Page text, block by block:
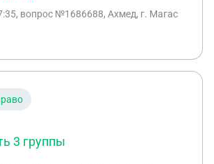
Мне сказали, что
работа и я не имею работать на
с 3 группой инвалидности.
, вопрос №1686688, Ахмед, г. Магас
3 группы